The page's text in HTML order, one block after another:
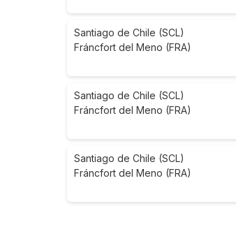
Santiago de Chile (SCL)
Fráncfort del Meno (FRA)
Santiago de Chile (SCL)
Fráncfort del Meno (FRA)
Santiago de Chile (SCL)
Fráncfort del Meno (FRA)